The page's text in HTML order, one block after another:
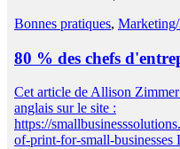
Bonnes pratiques,
80 % des chefs
Cet article de Allison
anglais sur le site :
https://
of-print-for-small-